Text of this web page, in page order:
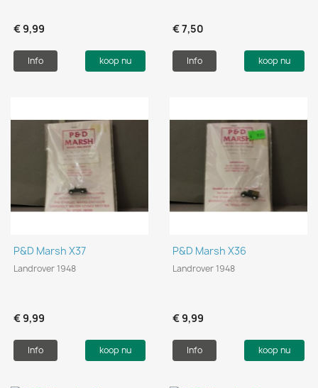
€ 9,99
Info koop nu
€ 7,50
Info koop nu
P&D Marsh X37
Landrover 1948
€ 9,99
Info koop nu
P&D Marsh X36
Landrover 1948
€ 9,99
Info koop nu